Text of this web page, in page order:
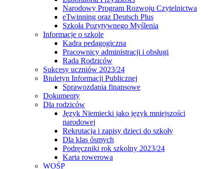
Narodowy Program Rozwoju Czytelnictwa
eTwinning oraz Deutsch Plus
Szkoła Pozytywnego Myślenia
Informacje o szkole
Kadra pedagogiczna
Pracownicy administracji i obsługi
Rada Rodziców
Sukcesy uczniów 2023/24
Biuletyn Informacji Publicznej
Sprawozdania finansowe
Dokumenty
Dla rodziców
Język Niemiecki jako język mniejszości
narodowej
Rekrutacja i zapisy dzieci do szkoły
Dla klas ósmych
Podręczniki rok szkolny 2023/24
Karta rowerowa
WOŚP